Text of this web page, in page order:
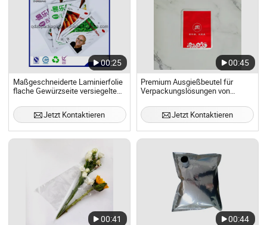
00:25
Maßgeschneiderte Laminierfolie
flache Gewürzseite versiegelte
Saatgutbeutel
Jetzt Kontaktieren
00:45
Premium Ausgießbeutel für
Verpackungslösungen von
Jetzt Kontaktieren
00:41 00:44